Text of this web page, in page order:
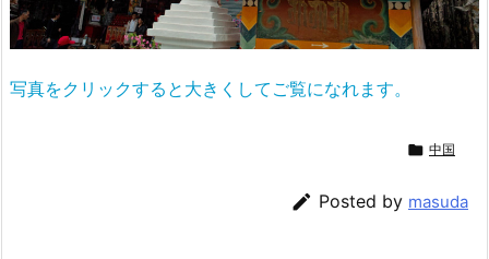
写真をクリックすると大きくしてご覧になれます。
 中国
 Posted by masuda